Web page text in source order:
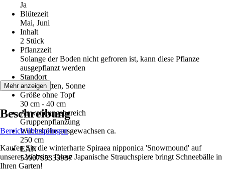
Ja
Blütezeit
Mai, Juni
Inhalt
2 Stück
Pflanzzeit
Solange der Boden nicht gefroren ist, kann diese Pflanze
ausgepflanzt werden
Standort
Halbschatten, Sonne
Größe ohne Topf
30 cm - 40 cm
Anwendungsbereich
Gruppenpflanzung
Wuchshöhe ausgewachsen ca.
250 cm
EAN
5400785335987
Mehr anzeigen
Beschreibung
Bereich überspringen
Kaufen Sie die winterharte Spiraea nipponica 'Snowmound' auf
unserer Website. Diese Japanische Strauchspiere bringt Schneebälle in
Ihren Garten!